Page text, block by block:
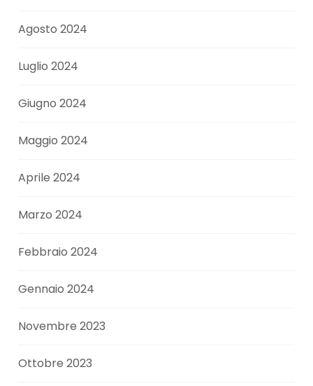
Agosto 2024
Luglio 2024
Giugno 2024
Maggio 2024
Aprile 2024
Marzo 2024
Febbraio 2024
Gennaio 2024
Novembre 2023
Ottobre 2023